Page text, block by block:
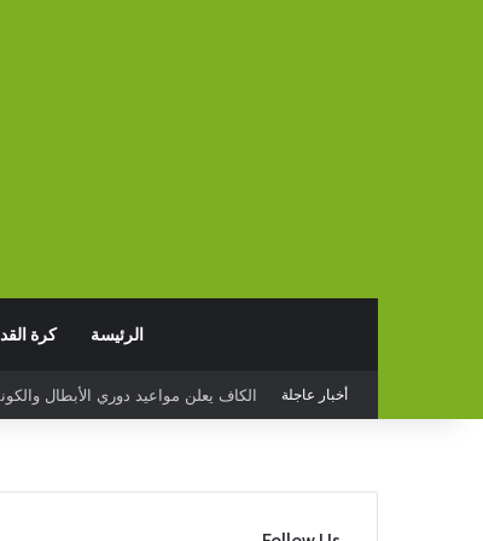
الرئيسة كرة
أخبار عاجلة البدع يخسر أمام قيصري سبور التركي